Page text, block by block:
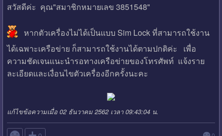
สวัสดีค่ะ คุณ"สมาชิกหมายเลข 3851548"
หากตัวเครื่องไม่ได้เป็นแบบ Sim Lock ที่สามารถใช้งาน
ได้เฉพาะเครือข่าย ก็สามารถใช้งานได้ตามปกติค่ะ เพื่อ
ความชัดเจนแนะนำรอทางเครือข่ายของโทรศัพท์ แจ้งราย
ละเอียดและเงื่อนไขตัวเครื่องอีกครั้งนะคะ
แก้ไขข้อความเมื่อ 02 ธันวาคม 2562 เวลา 09:43:04 น.